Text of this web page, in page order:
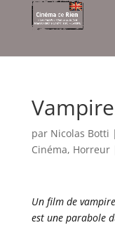
par Nicolas Botti |
Cinéma, Horreur
Un film de
est une parabole